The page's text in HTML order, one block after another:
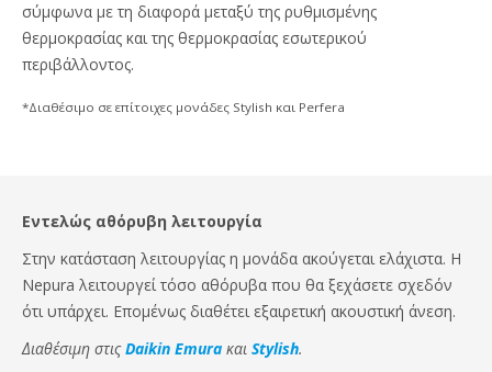
σύμφωνα με τη διαφορά μεταξύ της ρυθμισμένης
θερμοκρασίας και της θερμοκρασίας εσωτερικού
περιβάλλοντος.
*Διαθέσιμο σε επίτοιχες μονάδες Stylish και Perfera
Εντελώς αθόρυβη λειτουργία
Στην κατάσταση λειτουργίας η μονάδα ακούγεται ελάχιστα. Η
Nepura λειτουργεί τόσο αθόρυβα που θα ξεχάσετε σχεδόν
ότι υπάρχει. Επομένως διαθέτει εξαιρετική ακουστική άνεση.
Διαθέσιμη στιςDaikin Emura και Stylish.